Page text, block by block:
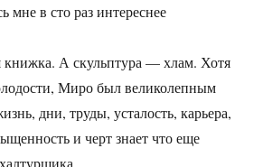
мне в сто раз интереснее
книжка. А скульптура — хлам. Хотя
Миро был великолепным
дни, труды, усталость, карьера,
и черт знает что еще